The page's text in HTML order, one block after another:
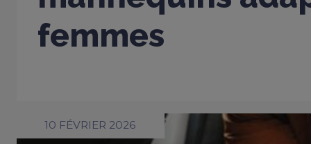
femmes
10 FÉVRIER 2026